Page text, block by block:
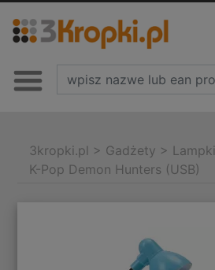
3kropki.pl > Gadżety > Lampki
K-Pop Demon Hunters (USB)